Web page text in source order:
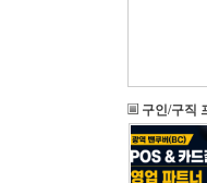
구인/구직